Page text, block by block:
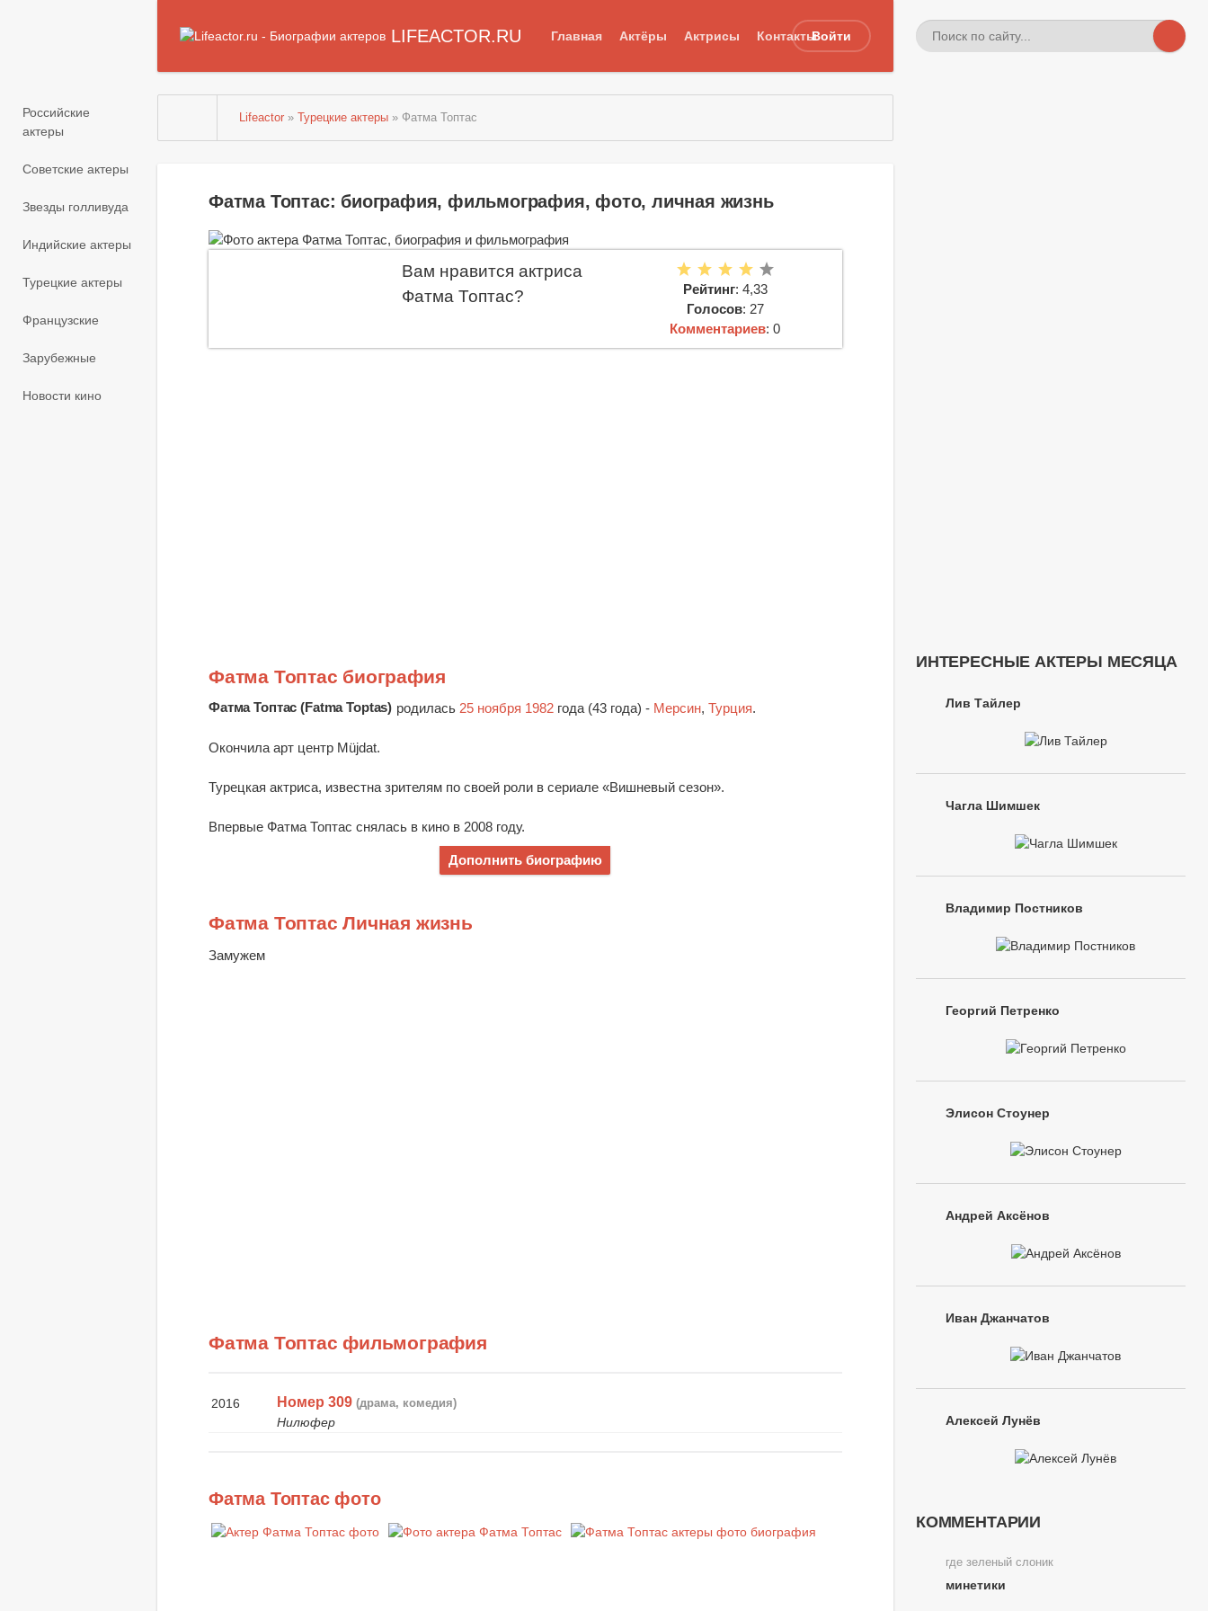
LIFEACTOR.RU Главная Актёры Актрисы КонтактыВойти
Российские
актеры
Советские актеры
Звезды голливуда
Индийские актеры
Турецкие актеры
Французские
Зарубежные
Новости кино
Lifeactor » Турецкие актеры » Фатма Топтас
Фатма Топтас: биография, фильмография, фото, личная жизнь
Вам нравится актриса
Фатма Топтас?
Рейтинг: 4,33
Голосов: 27
Комментариев: 0
Фатма Топтас биография
Фатма Топтас (Fatma Toptas) родилась 25 ноября 1982 года (43 года) - Мерсин,Турция.
Окончила арт центр Müjdat.
Турецкая актриса, известна зрителям по своей роли в сериале «Вишневый сезон».
Впервые Фатма Топтас снялась в кино в 2008 году.
Дополнить биографию
Фатма Топтас Личная жизнь
Замужем
Фатма Топтас фильмография
2016 Номер 309 (драма, комедия)
Нилюфер
Фатма Топтас фото
ИНТЕРЕСНЫЕ АКТЕРЫ МЕСЯЦА
Лив Тайлер
Чагла Шимшек
Владимир Постников
Георгий Петренко
Элисон Стоунер
Андрей Аксёнов
Иван Джанчатов
Алексей Лунёв
КОММЕНТАРИИ
где зеленый слоник
минетики